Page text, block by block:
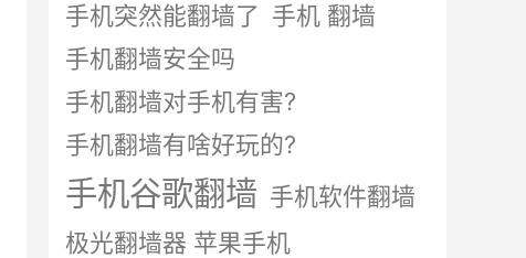
手机突然能翻墙了 手机 翻墙
手机翻墙安全吗
手机翻墙对手机有害?
手机翻墙有啥好玩的?
手机谷歌翻墙 手机软件翻墙
极光翻墙器 苹果手机